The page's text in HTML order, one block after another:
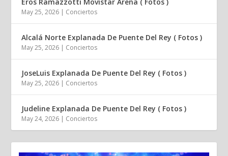
May 25, 2026 | Conciertos
Alcalá Norte Explanada De Puente Del Rey ( Fotos )
May 25, 2026 | Conciertos
JoseLuis Explanada De Puente Del Rey ( Fotos )
May 25, 2026 | Conciertos
Judeline Explanada De Puente Del Rey ( Fotos )
May 24, 2026 | Conciertos